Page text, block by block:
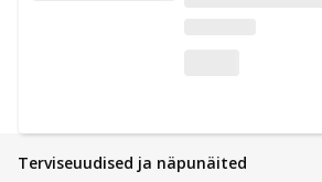
Terviseuudised ja näpunäited